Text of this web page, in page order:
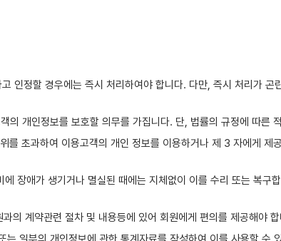
인정할 경우에는 즉시 처리하여야 합니다. 다만, 즉시 처리가
의 개인정보를 보호할 의무를 가집니다. 단, 법률의 규정에 따른
초과하여 이용고객의 개인 정보를 이용하거나 제 3 자에게 제
장애가 생기거나 멸실된 때에는 지체없이 이를 수리 또는 복구
의 계약관련 절차 및 내용등에 있어 회원에게 편의를 제공해야